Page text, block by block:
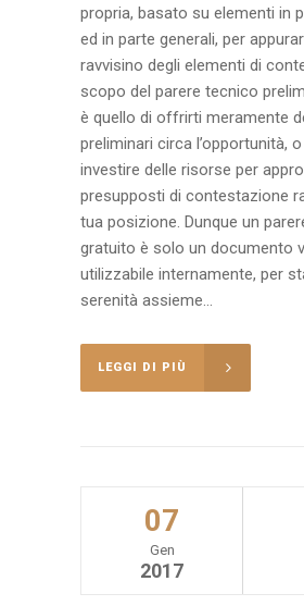
propria, basato su elementi in
ed in parte generali, per
ravvisino degli elementi di
scopo del parere tecnico
è quello di offrirti meramente
preliminari circa l’opportunità,
investire delle risorse per
presupposti di contestazione
tua posizione. Dunque un
gratuito è solo un documento
utilizzabile internamente, per
serenità assieme...
LEGGI DI PIÙ
07
Gen
2017